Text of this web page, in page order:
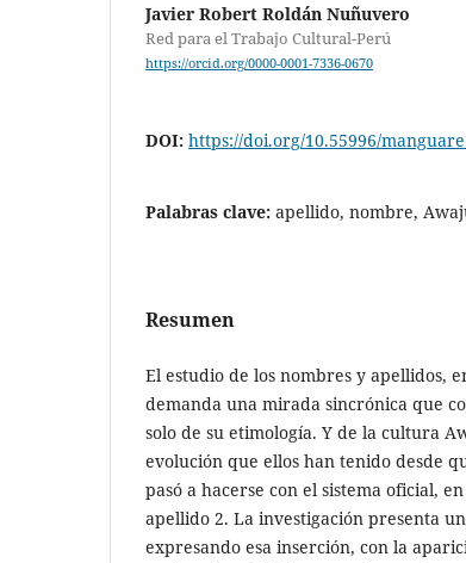
Javier Robert Roldán Nuñuvero
Red para el Trabajo Cultural-Perú
https://orcid.org/0000-0001-7336-0670
DOI: https://doi.org/10.55996/
Palabras clave: apellido, nombre,
Resumen
El estudio de los nombres y apellidos,
demanda una mirada sincrónica que
solo de su etimología. Y de la cultura
evolución que ellos han tenido desde
pasó a hacerse con el sistema oficial,
apellido 2. La investigación presenta
expresando esa inserción, con la